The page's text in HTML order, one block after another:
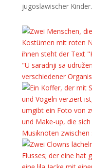
jugoslawischer Kinder.